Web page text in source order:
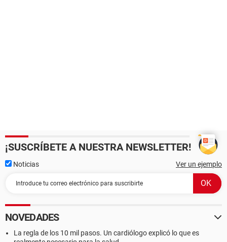
¡SUSCRÍBETE A NUESTRA NEWSLETTER!
Noticias Ver un ejemplo
NOVEDADES
La regla de los 10 mil pasos. Un cardiólogo explicó lo que es